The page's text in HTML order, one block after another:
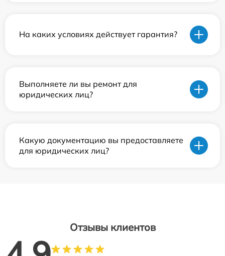
На каких условиях действует гарантия?
Выполняете ли вы ремонт для
юридических лиц?
Какую документацию вы предоставляете
для юридических лиц?
Отзывы клиентов